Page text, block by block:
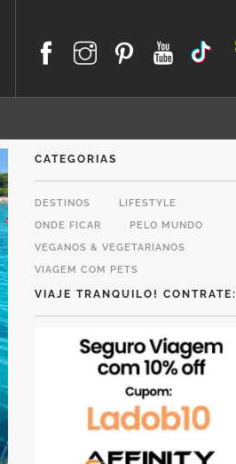
CATEGORIAS
DESTINOS
LIFESTYLE
ONDE FICAR
PELO MUNDO
VEGANOS & VEGETARIANOS
VIAGEM COM PETS
VIAJE TRANQUILO! CONTRATE: